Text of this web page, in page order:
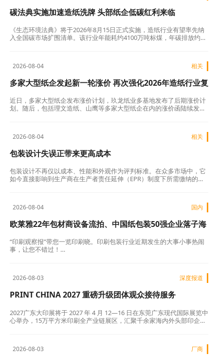
碳法典实施加速造纸洗牌 头部纸企低碳红利来临
《生态环境法典》将于2026年8月15日正式实施，造纸行业有望率先纳
入全国碳市场扩围清单。该行业年能耗约4100万吨标煤，年碳排放约
2026-08-04 相关
多家大型纸企发起新一轮涨价 再次强化2026年造纸行业复
近日，多家大型纸企发布涨价计划，玖龙纸业多基地发布了后期涨价计
划。随后，包括理文造纸、山鹰等多家大型纸企在内的涨价函陆续发
2026-08-04 相关
包装设计失误正带来更高成本
包装设计不再仅以成本、性能和外观作为评判标准。在众多市场中，它
如今直接影响到生产商在生产者责任延伸（EPR）制度下所需缴纳的费
2026-08-04 国内
欧莱雅22年包材商设备流拍、中国纸包装50强企业落子海
“印刷观察报”带您一览印刷晓。印刷包装行业近期发生的大事小事热闹
事，让您不错过！…
2026-08-03 深度报道
PRINT CHINA 2027 重磅升级团体观众接待服务
2027广东大印展将于 2027 年 4 月 12―16 日在东莞广东现代国际展览中
心举办，15万平方米印刷全产业链展区，汇聚千余家海内外头部印企，
2026-08-03 厂商